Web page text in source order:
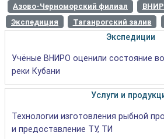
Азово-Черноморский филиал
Экспедиция
Таганрогский залив
Экспедиции
Учёные ВНИРО оценили состояние
реки Кубани
Услуги и
Технологии изготовления рыбной
и предоставление ТУ, ТИ